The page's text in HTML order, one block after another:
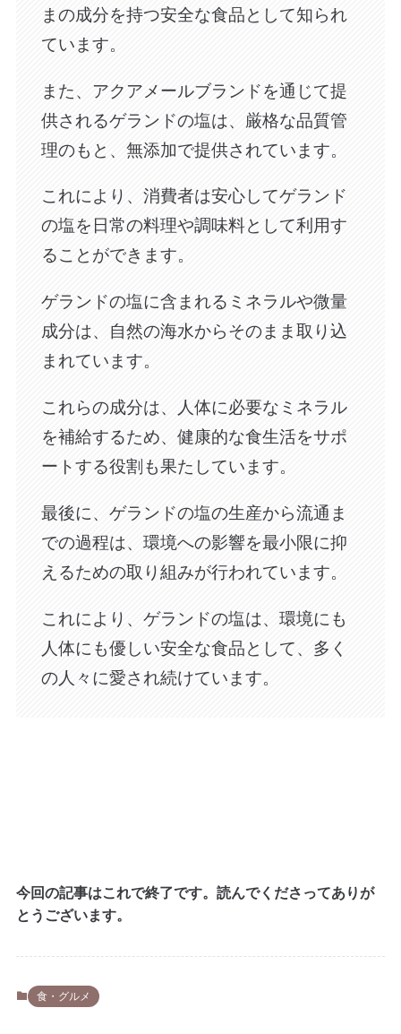
まの成分を持つ安全な食品として知られ
ています。
また、アクアメールブランドを通じて提
供されるゲランドの塩は、厳格な品質管
理のもと、無添加で提供されています。
これにより、消費者は安心してゲランド
の塩を日常の料理や調味料として利用す
ることができます。
ゲランドの塩に含まれるミネラルや微量
成分は、自然の海水からそのまま取り込
まれています。
これらの成分は、人体に必要なミネラル
を補給するため、健康的な食生活をサポ
ートする役割も果たしています。
最後に、ゲランドの塩の生産から流通ま
での過程は、環境への影響を最小限に抑
えるための取り組みが行われています。
これにより、ゲランドの塩は、環境にも
人体にも優しい安全な食品として、多く
の人々に愛され続けています。
今回の記事はこれで終了です。読んでくださってありが
とうございます。
食・グルメ